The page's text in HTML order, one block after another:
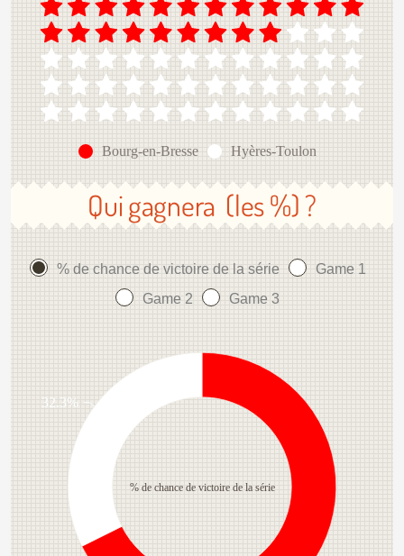
Bourg-en-Bresse Hyères-Toulon
Qui gagnera (les %) ?
% de chance de victoire de la série
Game 1
Game 2
Game 3
% de chance de victoire de la série
32.3%